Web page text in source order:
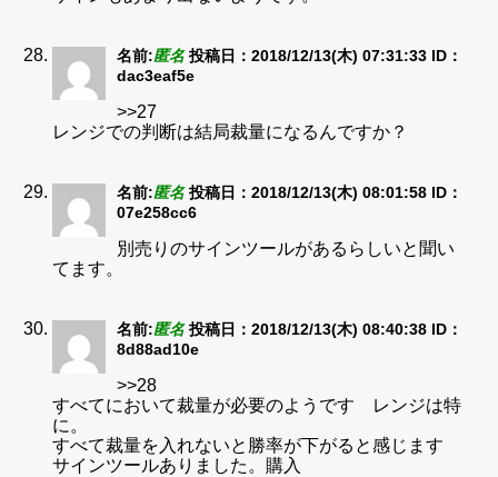
名前:匿名 投稿日：2018/12/13(木) 07:31:33 ID：
dac3eaf5e
>>27
レンジでの判断は結局裁量になるんですか？
名前:匿名 投稿日：2018/12/13(木) 08:01:58 ID：
07e258cc6
別売りのサインツールがあるらしいと聞い
てます。
名前:匿名 投稿日：2018/12/13(木) 08:40:38 ID：
8d88ad10e
>>28
すべてにおいて裁量が必要のようです レンジは特
に。
すべて裁量を入れないと勝率が下がると感じます
サインツールありました。購入